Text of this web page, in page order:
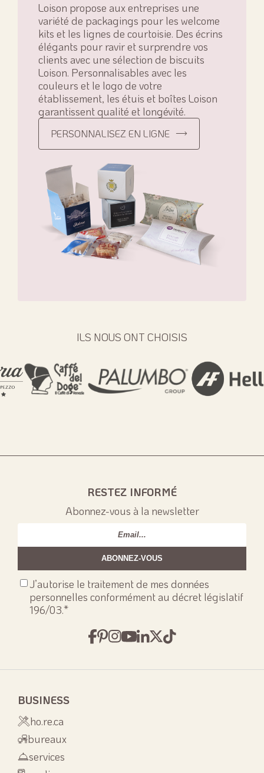
Loison propose aux entreprises une
variété de packagings pour les welcome
kits et les lignes de courtoisie. Des écrins
élégants pour ravir et surprendre vos
clients avec une sélection de biscuits
Loison. Personnalisables avec les
couleurs et le logo de votre
établissement, les étuis et boîtes Loison
garantissent qualité et longévité.
PERSONNALISEZ EN LIGNE
ILS NOUS ONT CHOISIS
RESTEZ INFORMÉ
Abonnez-vous à la newsletter
Consenso
privacy*
J’autorise le traitement de mes données
personnelles conformément au décret législatif
196/03.*
BUSINESS
ho.re.ca
bureaux
services